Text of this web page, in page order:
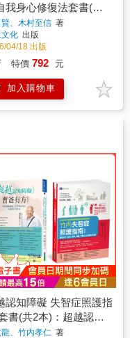
我身心修復法套書(共2
圖解1分鐘學會穩住自
經，修復身心的微習慣
+延緩耳鳴重聽自我修
賢、木村至信 著
文化 出版
04/18 出版
特價 792 元
加入購物車
認知障礙 失智症照護指
書(共2本)：超越認知
曹爸有方+竹內失智症
、竹內孝仁 著